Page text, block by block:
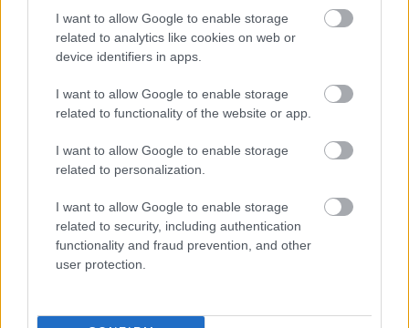
I want to allow Google to enable storage
related to analytics like cookies on web or
device identifiers in apps.
I want to allow Google to enable storage
related to functionality of the website or app.
I want to allow Google to enable storage
related to personalization.
I want to allow Google to enable storage
related to security, including authentication
functionality and fraud prevention, and other
user protection.
Το σολάριουμ είναι πάλι στη μόδα –
Ειδικοί αποκαλύπτουν τι μπορεί να
κάνει στο δέρμα μας